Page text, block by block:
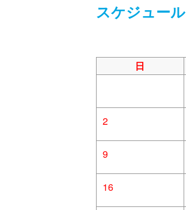
スケジュール
日
2
9
16